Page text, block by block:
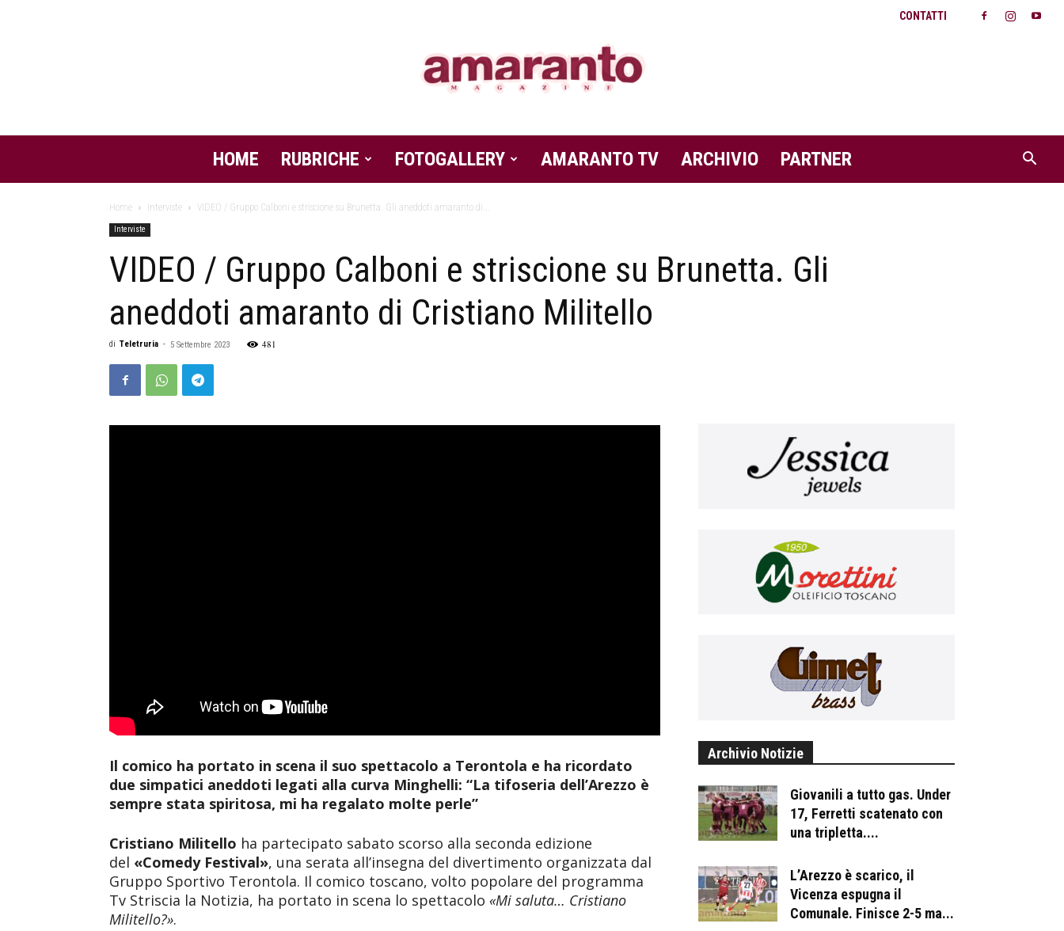
CONTATTI
Amaranto
Magazine
HOME RUBRICHE FOTOGALLERY AMARANTO TV ARCHIVIO PARTNER
Home Interviste VIDEO / Gruppo Calboni e striscione su Brunetta. Gli aneddoti amaranto di...
Interviste
VIDEO / Gruppo Calboni e striscione su Brunetta. Gli
aneddoti amaranto di Cristiano Militello
di Teletruria - 5 Settembre 2023 481
Il comico ha portato in scena il suo spettacolo a Terontola e ha ricordato
due simpatici aneddoti legati alla curva Minghelli: “La tifoseria dell’Arezzo è
sempre stata spiritosa, mi ha regalato molte perle”
Cristiano Militello ha partecipato sabato scorso alla seconda edizione
del «Comedy Festival», una serata all’insegna del divertimento organizzata dal
Gruppo Sportivo Terontola. Il comico toscano, volto popolare del programma
Tv Striscia la Notizia, ha portato in scena lo spettacolo «Mi saluta… Cristiano
Militello?».
Archivio Notizie
Giovanili a tutto gas. Under
17, Ferretti scatenato con
una tripletta....
L’Arezzo è scarico, il
Vicenza espugna il
Comunale. Finisce 2-5 ma...